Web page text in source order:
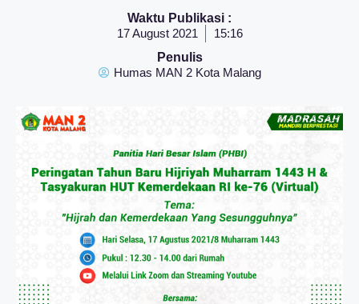
Waktu Publikasi :
17 August 2021
15:16
Penulis
Humas MAN 2 Kota Malang